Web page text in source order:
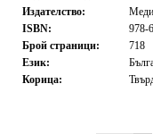
Издателство:
ISBN:
978-
Брой страници:
718
Език:
Корица: